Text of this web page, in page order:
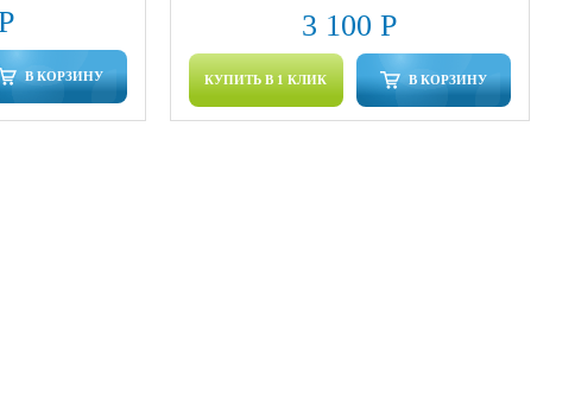
В КОРЗИНУ
3 100 Р
КУПИТЬ В 1 КЛИК В КОРЗИНУ